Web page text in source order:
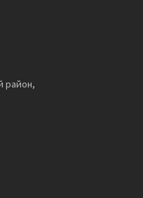
район,